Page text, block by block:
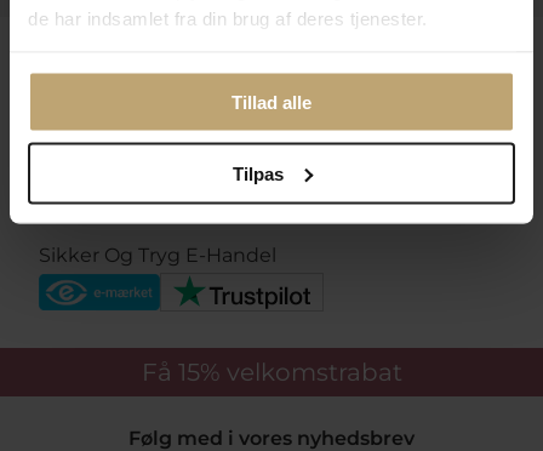
de har indsamlet fra din brug af deres tjenester.
Tillad alle
Tilpas
Betalingsmuligheder
Sikker Og Tryg E-Handel
Få 15% velkomstrabat
Følg med i vores nyhedsbrev